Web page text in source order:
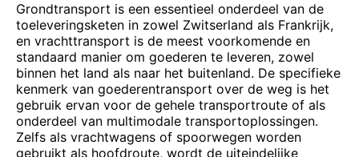
Grondtransport is een essentieel onderdeel van de
toeleveringsketen in zowel Zwitserland als Frankrijk,
en vrachttransport is de meest voorkomende en
standaard manier om goederen te leveren, zowel
binnen het land als naar het buitenland. De specifieke
kenmerk van goederentransport over de weg is het
gebruik ervan voor de gehele transportroute of als
onderdeel van multimodale transportoplossingen.
Zelfs als vrachtwagens of spoorwegen worden
gebruikt als hoofdroute, wordt de uiteindelijke